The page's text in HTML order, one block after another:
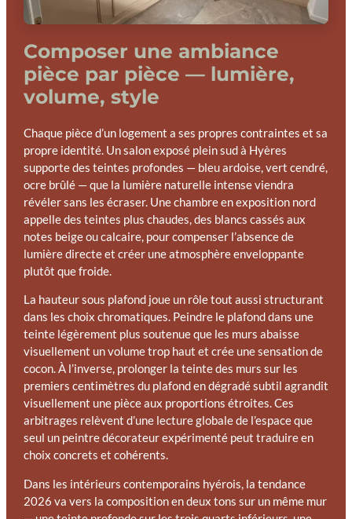
Composer une ambiance
pièce par pièce — lumière,
volume, style
Chaque pièce d’un logement a ses propres contraintes et sa
propre identité. Un salon exposé plein sud à Hyères
supporte des teintes profondes — bleu ardoise, vert cendré,
ocre brûlé — que la lumière naturelle intense viendra
révéler sans les écraser. Une chambre en exposition nord
appelle des teintes plus chaudes, des blancs cassés aux
notes beige ou calcaire, pour compenser l’absence de
lumière directe et créer une atmosphère enveloppante
plutôt que froide.
La hauteur sous plafond joue un rôle tout aussi structurant
dans les choix chromatiques. Peindre le plafond dans une
teinte légèrement plus soutenue que les murs abaisse
visuellement un volume trop haut et crée une sensation de
cocon. À l’inverse, prolonger la teinte des murs sur les
premiers centimètres du plafond en dégradé subtil agrandit
visuellement une pièce aux proportions étroites. Ces
arbitrages relèvent d’une lecture globale de l’espace que
seul un peintre décorateur expérimenté peut traduire en
choix concrets et cohérents.
Dans les intérieurs contemporains hyérois, la tendance
2026 va vers la composition en deux tons sur un même mur